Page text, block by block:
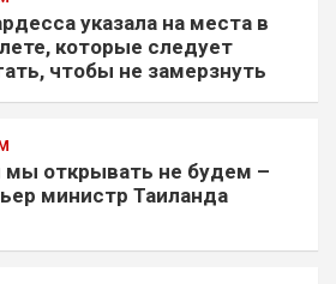
указала на места в
которые следует
чтобы не замерзнуть
мы открывать не будем –
министр Таиланда